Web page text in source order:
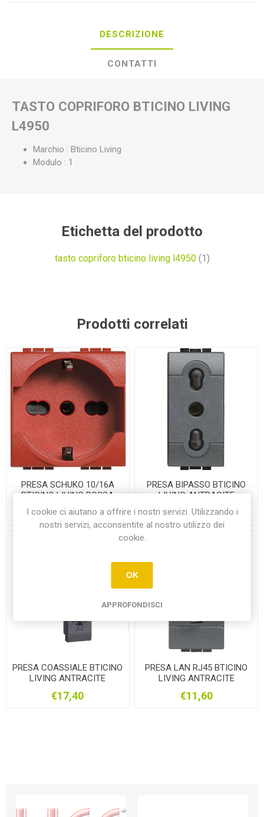
DESCRIZIONE
CONTATTI
TASTO COPRIFORO BTICINO LIVING
L4950
Marchio : Bticino Living
Modulo : 1
Etichetta del prodotto
tasto copriforo bticino living l4950 (1)
Prodotti correlati
PRESA SCHUKO 10/16A
BTICINO LIVING ROSSA
€16,30
PRESA BIPASSO BTICINO
LIVING ANTRACITE
€8,65
PRESA COASSIALE BTICINO
LIVING ANTRACITE
€17,40
PRESA LAN RJ45 BTICINO
LIVING ANTRACITE
€11,60
I cookie ci aiutano a offrire i nostri servizi. Utilizzando i
nostri servizi, acconsentite al nostro utilizzo dei
cookie.
OK
APPROFONDISCI